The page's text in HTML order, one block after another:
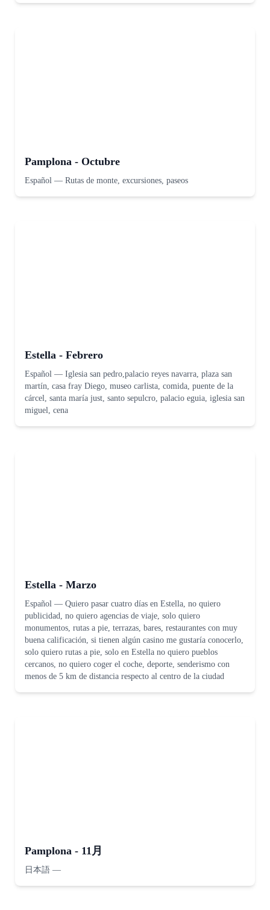
Pamplona - Octubre
Español — Rutas de monte, excursiones, paseos
Estella - Febrero
Español — Iglesia san pedro,palacio reyes navarra, plaza san
martín, casa fray Diego, museo carlista, comida, puente de la
cárcel, santa maría just, santo sepulcro, palacio eguia, iglesia san
miguel, cena
Estella - Marzo
Español — Quiero pasar cuatro días en Estella, no quiero
publicidad, no quiero agencias de viaje, solo quiero
monumentos, rutas a pie, terrazas, bares, restaurantes con muy
buena calificación, si tienen algún casino me gustaría conocerlo,
solo quiero rutas a pie, solo en Estella no quiero pueblos
cercanos, no quiero coger el coche, deporte, senderismo con
menos de 5 km de distancia respecto al centro de la ciudad
Pamplona - 11月
日本語 —